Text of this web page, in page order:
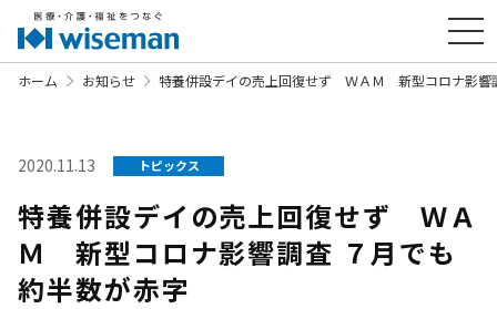
ホーム お知らせ 特養併設デイの売上回復せず ＷＡＭ 新型コロナ影響
2020.11.13 トピックス
特養併設デイの売上回復せず ＷＡ
Ｍ 新型コロナ影響調査 ７月でも
約半数が赤字